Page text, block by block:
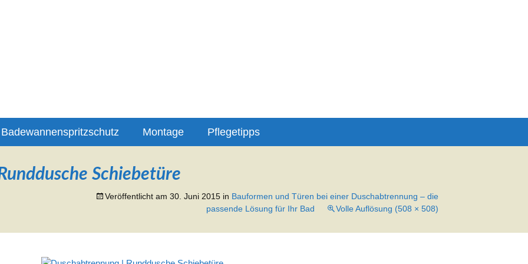
Badewannenspritzschutz Montage Pflegetipps
Schiebetüre
Veröffentlicht am 30. Juni 2015 in Bauformen und Türen bei einer Duschabtrennung – die
passende Lösung für Ihr Bad
Volle Auflösung (508 × 508)